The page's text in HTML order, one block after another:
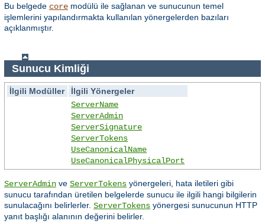
Bu belgede core modülü ile sağlanan ve sunucunun temel
işlemlerini yapılandırmakta kullanılan yönergelerden bazıları
açıklanmıştır.
Sunucu Kimliği
İlgili Modüller
İlgili Yönergeler
ServerName
ServerAdmin
ServerSignature
ServerTokens
UseCanonicalName
UseCanonicalPhysicalPort
ServerAdmin ve ServerTokens yönergeleri, hata iletileri gibi
sunucu tarafından üretilen belgelerde sunucu ile ilgili hangi bilgilerin
sunulacağını belirlerler. ServerTokens yönergesi sunucunun HTTP
yanıt başlığı alanının değerini belirler.